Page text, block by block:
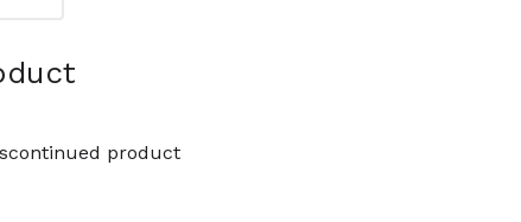
product